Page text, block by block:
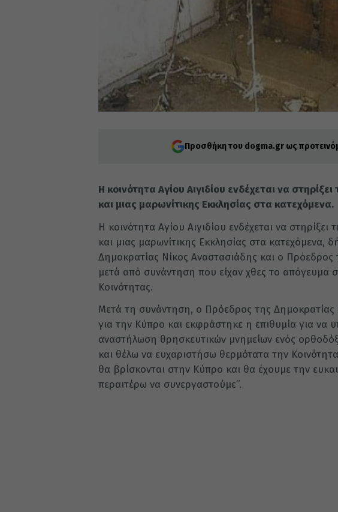
Προσθήκη του dogma.gr ως
Η κοινότητα Αγίου Αιγιδίου ενδέχεται να
και μιας μαρωνίτικης Εκκλησίας στα κατεχόμενα.
Η κοινότητα Αγίου Αιγιδίου ενδέχεται να
και μιας μαρωνίτικης Εκκλησίας στα κατεχόμενα,
Δημοκρατίας Νίκος Αναστασιάδης και ο
μετά από συνάντηση που είχαν χθες το απόγευμα
Κοινότητας.
Μετά τη συνάντηση, ο Πρόεδρος της Δημοκρατίας
για την Κύπρο και εκφράστηκε η επιθυμία για να
αναστήλωση θρησκευτικών μνημείων ενός
και θέλω να ευχαριστήσω θερμότατα την
θα βρίσκονται στην Κύπρο και θα έχουμε την
περαιτέρω να συνεργαστούμε”.